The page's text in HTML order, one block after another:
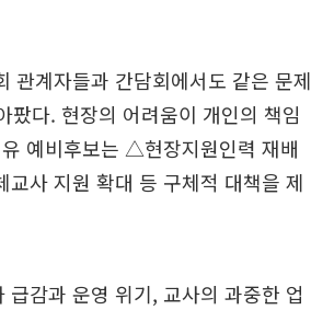
관계자들과 간담회에서도 같은 문제
다. 현장의 어려움이 개인의 책임
예비후보는 △현장지원인력 재배
사 지원 확대 등 구체적 대책을 제
감과 운영 위기, 교사의 과중한 업